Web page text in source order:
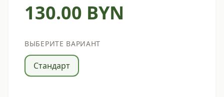
130.00 BYN
ВЫБЕРИТЕ ВАРИАНТ
Стандарт